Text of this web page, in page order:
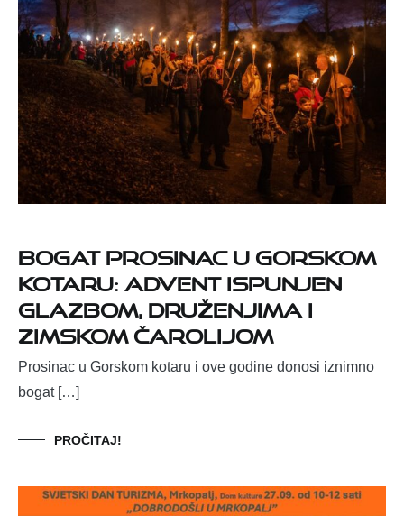
Bogat prosinac u Gorskom
kotaru: advent ispunjen
glazbom, druženjima i
zimskom čarolijom
Prosinac u Gorskom kotaru i ove godine donosi iznimno
bogat […]
PROČITAJ!